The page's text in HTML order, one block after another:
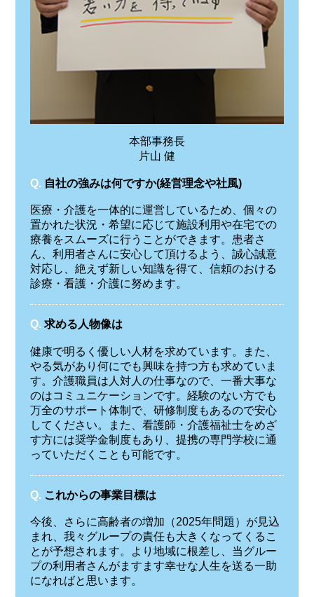
本部事務長
片山 健
Q. 自社の強みは何ですか(経営理念や社風)
医療・介護を一体的に運営しているため、個々の
置かれた状況・希望に応じて施設利用や在宅での
療養をスムーズに行うことができます。患者さ
ん、利用者さんに安心して頂けるよう、誠心誠意
対応し、絶えず新しい知識を得て、信頼のおける
診療・看護・介護に努めます。
Q. 求める人物像は
健康で明るく優しい人材を求めています。また、
やる気があり何にでも興味を持つ方も求めていま
す。介護職員は人対人の仕事なので、一番大事な
のはコミュニケーションです。経験のない方でも
万全のサポート体制で、研修制度もあるので安心
してください。また、看護師・介護福祉士をめざ
す方には奨学金制度もあり、提携の専門学校に通
っていただくことも可能です。
Q. これからの事業目標は
今後、さらに高齢者の増加（2025年問題）が見込
まれ、我々グループの責任も大きくなってくるこ
とが予想されます。より地域に根差し、当グルー
プの利用者さんがますます幸せな人生を送る一助
になればと思います。